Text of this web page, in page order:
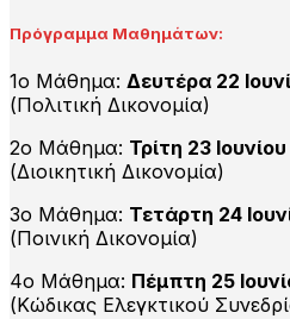
Πρόγραμμα Μαθημάτων:
1ο Μάθημα: Δευτέρα 22
(Πολιτική Δικονομία)
2ο Μάθημα: Τρίτη 23
(Διοικητική Δικονομία)
3ο Μάθημα: Τετάρτη 24
(Ποινική Δικονομία)
4ο Μάθημα: Πέμπτη 25
(Κώδικας Ελεγκτικού